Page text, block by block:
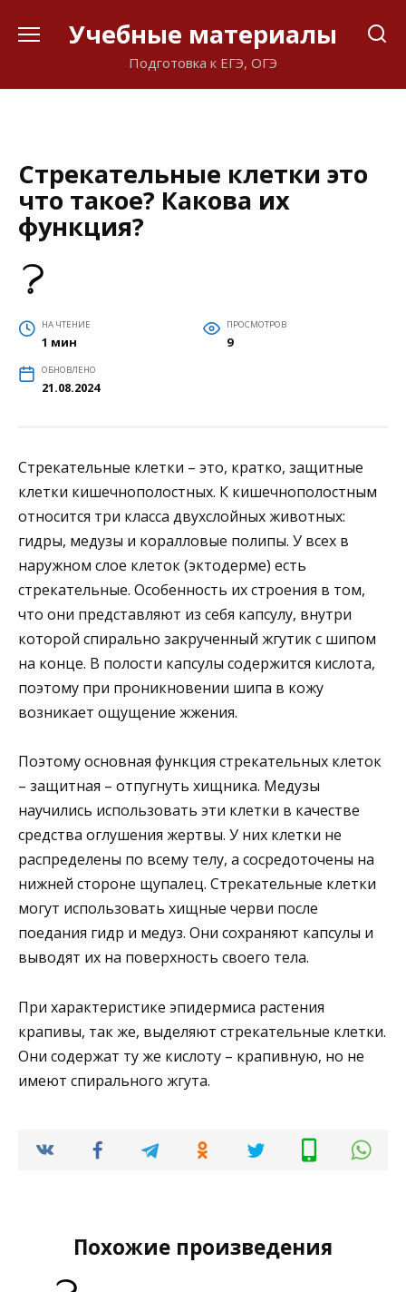
Учебные материалы
Подготовка к ЕГЭ, ОГЭ
Стрекательные клетки это
что такое? Какова их
функция?
НА ЧТЕНИЕ
1 мин
ПРОСМОТРОВ
9
ОБНОВЛЕНО
21.08.2024
Стрекательные клетки – это, кратко, защитные
клетки кишечнополостных. К кишечнополостным
относится три класса двухслойных животных:
гидры, медузы и коралловые полипы. У всех в
наружном слое клеток (эктодерме) есть
стрекательные. Особенность их строения в том,
что они представляют из себя капсулу, внутри
которой спирально закрученный жгутик с шипом
на конце. В полости капсулы содержится кислота,
поэтому при проникновении шипа в кожу
возникает ощущение жжения.
Поэтому основная функция стрекательных клеток
– защитная – отпугнуть хищника. Медузы
научились использовать эти клетки в качестве
средства оглушения жертвы. У них клетки не
распределены по всему телу, а сосредоточены на
нижней стороне щупалец. Стрекательные клетки
могут использовать хищные черви после
поедания гидр и медуз. Они сохраняют капсулы и
выводят их на поверхность своего тела.
При характеристике эпидермиса растения
крапивы, так же, выделяют стрекательные клетки.
Они содержат ту же кислоту – крапивную, но не
имеют спирального жгута.
Похожие произведения